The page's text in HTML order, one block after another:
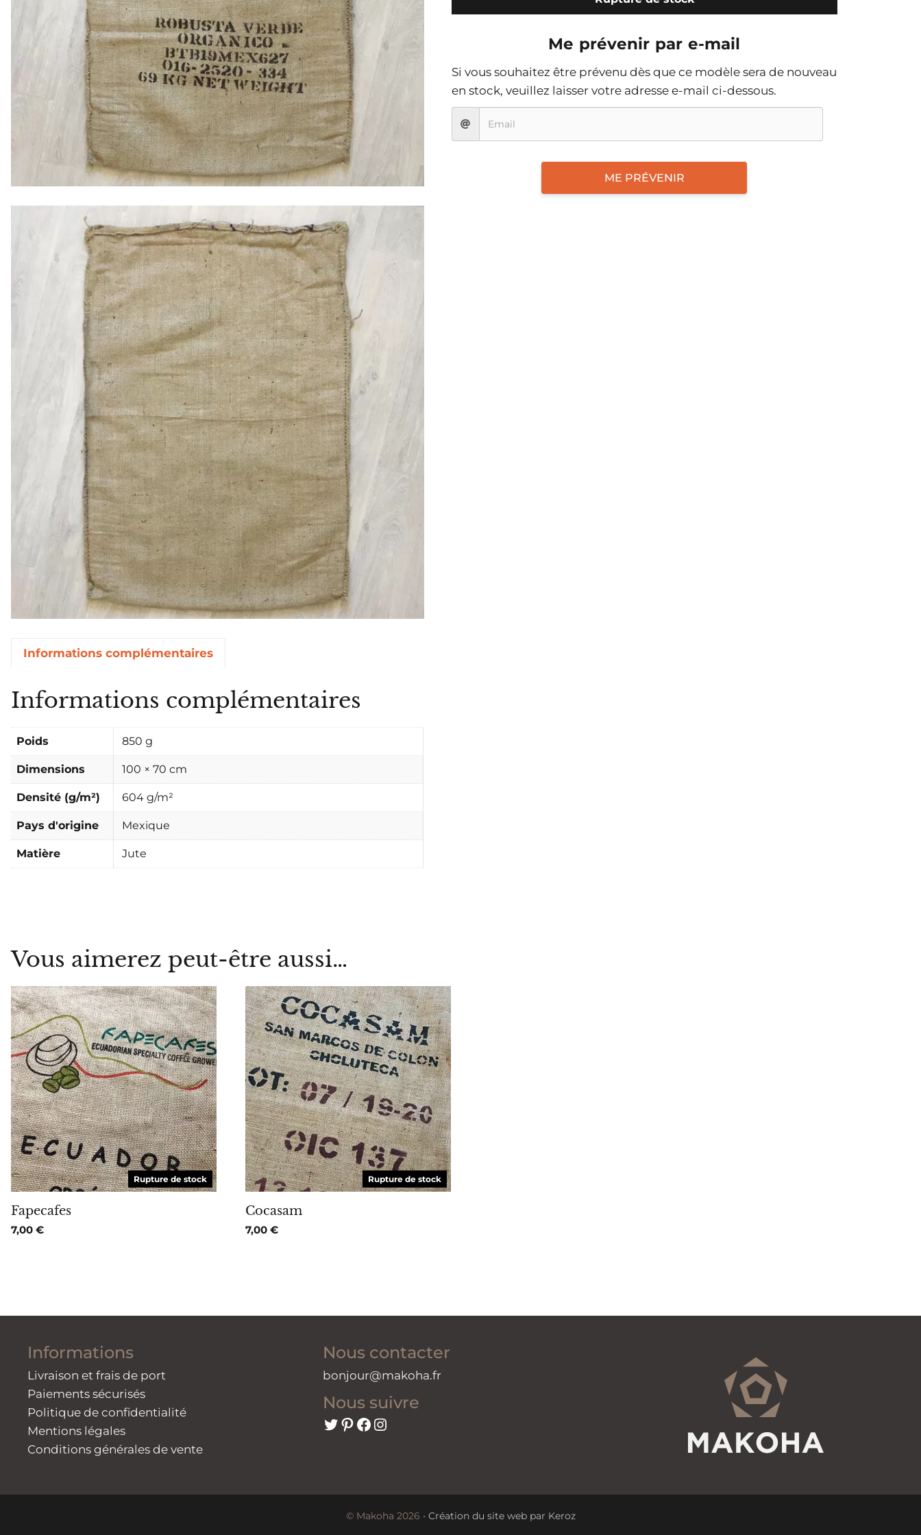
Me prévenir par e-mail
Si vous souhaitez être prévenu dès que ce modèle sera de nouveau
en stock, veuillez laisser votre adresse e-mail ci-dessous.
ME PRÉVENIR
Informations complémentaires
Informations complémentaires
Poids 850 g
Dimensions 100 × 70 cm
Densité (g/m²) 604 g/m²
Pays d'origine Mexique
Matière Jute
Vous aimerez peut-être aussi…
Rupture de stock
Fapecafes
7,00 €
Rupture de stock
Cocasam
7,00 €
Informations
Livraison et frais de port
Paiements sécurisés
Politique de confidentialité
Mentions légales
Conditions générales de vente
Nous contacter
bonjour@makoha.fr
Nous suivre
Twitter
Pinterest
Facebook
Instagram
© Makoha 2026 • Création du site web par Keroz